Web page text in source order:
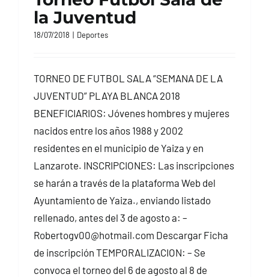
la Juventud
18/07/2018 | Deportes
TORNEO DE FUTBOL SALA “SEMANA DE LA
JUVENTUD” PLAYA BLANCA 2018
BENEFICIARIOS: Jóvenes hombres y mujeres
nacidos entre los años 1988 y 2002
residentes en el municipio de Yaiza y en
Lanzarote. INSCRIPCIONES: Las inscripciones
se harán a través de la plataforma Web del
Ayuntamiento de Yaiza., enviando listado
rellenado, antes del 3 de agosto a: –
Robertogv00@hotmail.com Descargar Ficha
de inscripción TEMPORALIZACION: – Se
convoca el torneo del 6 de agosto al 8 de